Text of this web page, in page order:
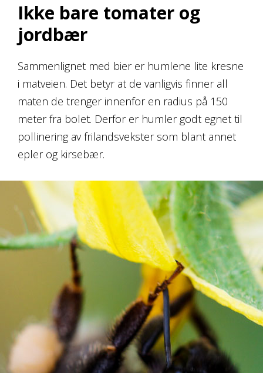
Ikke bare tomater og
jordbær
Sammenlignet med bier er humlene lite kresne
i matveien. Det betyr at de vanligvis finner all
maten de trenger innenfor en radius på 150
meter fra bolet. Derfor er humler godt egnet til
pollinering av frilandsvekster som blant annet
epler og kirsebær.
&nbps;